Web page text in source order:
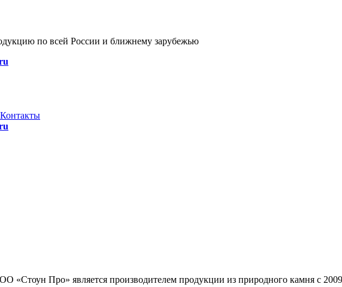
по всей России и ближнему зарубежью
Контакты
«Стоун Про» является производителем продукции из природного камня с